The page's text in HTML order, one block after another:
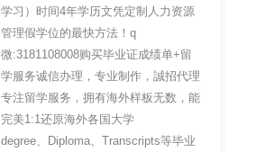
学习）时间4年学历文凭定制人力资源
管理假学位的最快方法！q
微:3181108008购买毕业证成绩单+留
学服务诚信办理，专业制作，誠招代理
专注留学服务，拥有海外样板无数，能
完美1:1还原海外各国大学
degree、Diploma、Transcripts等毕业